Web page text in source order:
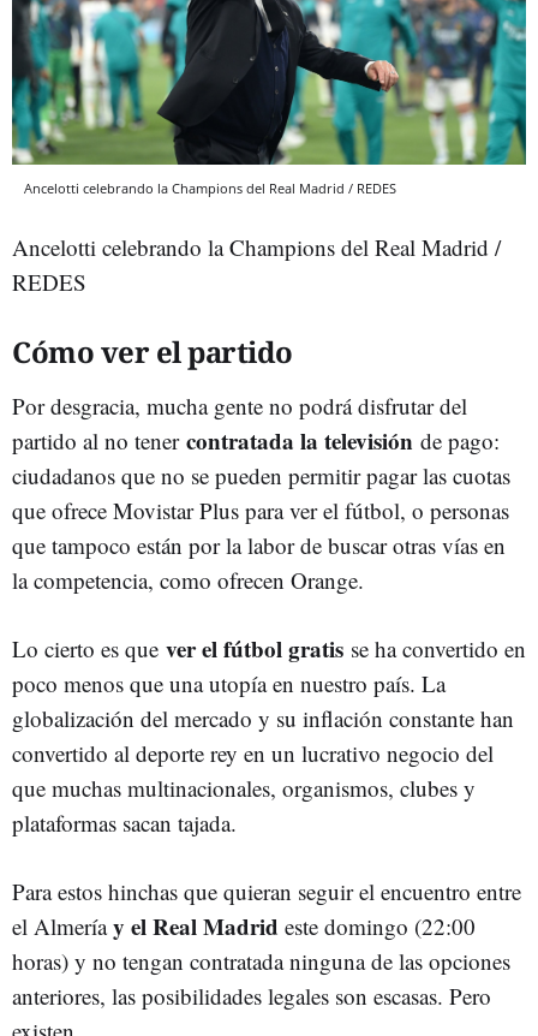
Ancelotti celebrando la Champions del Real Madrid / REDES
Ancelotti celebrando la Champions del Real Madrid /
REDES
Cómo ver el partido
Por desgracia, mucha gente no podrá disfrutar del
partido al no tener contratada la televisión de pago:
ciudadanos que no se pueden permitir pagar las cuotas
que ofrece Movistar Plus para ver el fútbol, o personas
que tampoco están por la labor de buscar otras vías en
la competencia, como ofrecen Orange.
Lo cierto es que ver el fútbol gratis se ha convertido en
poco menos que una utopía en nuestro país. La
globalización del mercado y su inflación constante han
convertido al deporte rey en un lucrativo negocio del
que muchas multinacionales, organismos, clubes y
plataformas sacan tajada.
Para estos hinchas que quieran seguir el encuentro entre
el Almeríay el Real Madrid este domingo (22:00
horas) y no tengan contratada ninguna de las opciones
anteriores, las posibilidades legales son escasas. Pero